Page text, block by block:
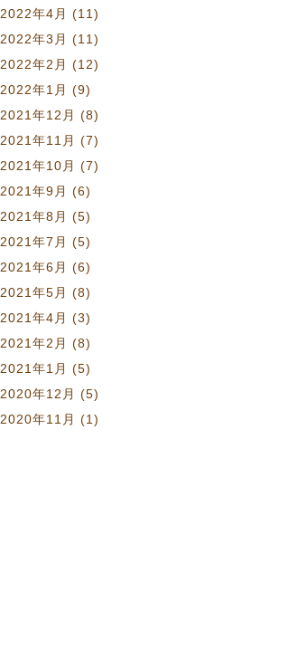
2022年4月 (11)
2022年3月 (11)
2022年2月 (12)
2022年1月 (9)
2021年12月 (8)
2021年11月 (7)
2021年10月 (7)
2021年9月 (6)
2021年8月 (5)
2021年7月 (5)
2021年6月 (6)
2021年5月 (8)
2021年4月 (3)
2021年2月 (8)
2021年1月 (5)
2020年12月 (5)
2020年11月 (1)